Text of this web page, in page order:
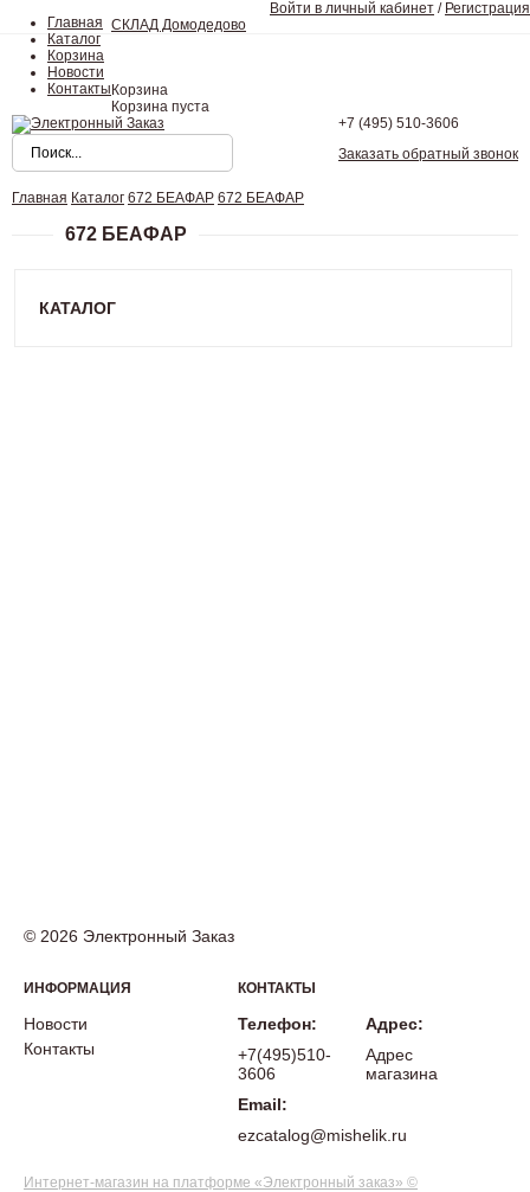
Главная
Каталог
Корзина
Новости
Контакты
Войти в личный кабинет / Регистрация
СКЛАД Домодедово
Корзина
Корзина пуста
+7 (495) 510-3606
Заказать обратный звонок
Главная Каталог 672 БЕАФАР 672 БЕАФАР
672 БЕАФАР
КАТАЛОГ
© 2026 Электронный Заказ
ИНФОРМАЦИЯ
Новости
Контакты
КОНТАКТЫ
Телефон:
+7(495)510-
3606
Email:
ezcatalog@mishelik.ru
Адрес:
Адрес
магазина
Интернет-магазин на платформе «Электронный заказ» ©